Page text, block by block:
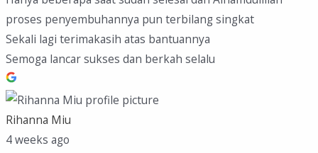
proses penyembuhannya pun terbilang singkat
Sekali lagi terimakasih atas bantuannya
Semoga lancar sukses dan berkah selalu
Rihanna Miu
4 weeks ago